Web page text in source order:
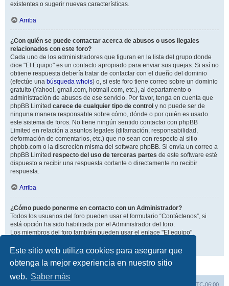
Este sitio web utiliza cookies para asegurar que
obtenga la mejor experiencia en nuestro sitio
web. Saber más
existentes o sugerir nuevas características.
Arriba
¿Con quién se puede contactar acerca de abusos o usos ilegales
relacionados con este foro?
Cada uno de los administradores que figuran en la lista del grupo donde
dice "El Equipo" es un contacto apropiado para enviar sus quejas. Si así no
obtiene respuesta debería tratar de contactar con el dueño del dominio
(efectúe una búsqueda whois) o, si este foro tiene correo sobre un dominio
gratuito (Yahoo!, gmail.com, hotmail.com, etc.), al departamento o
administración de abusos de ese servicio. Por favor, tenga en cuenta que
phpBB Limited carece de cualquier tipo de control y no puede ser de
ninguna manera responsable sobre cómo, dónde o por quién es usado
este sistema de foros. No tiene ningún sentido contactar con phpBB
Limited en relación a asuntos legales (difamación, responsabilidad,
deformación de comentarios, etc.) que no sean con respecto al sitio
phpbb.com o la discreción misma del software phpBB. Si envia un correo a
phpBB Limited respecto del uso de terceras partes de este software esté
dispuesto a recibir una respuesta cortante o directamente no recibir
respuesta.
Arriba
¿Cómo puedo ponerme en contacto con un Administrador?
Todos los usuarios del foro pueden usar el formulario “Contáctenos”, si
está opción ha sido habilitada por el Administrador del foro.
Los miembros del foro también pueden usar el enlace "El equipo".
Arriba
UTC-06:00